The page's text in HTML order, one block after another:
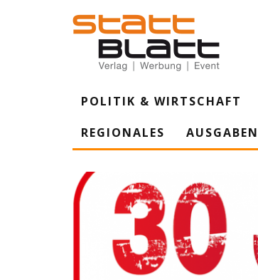
POLITIK & WIRTSCHAFT
REGIONALES
AUSGABEN